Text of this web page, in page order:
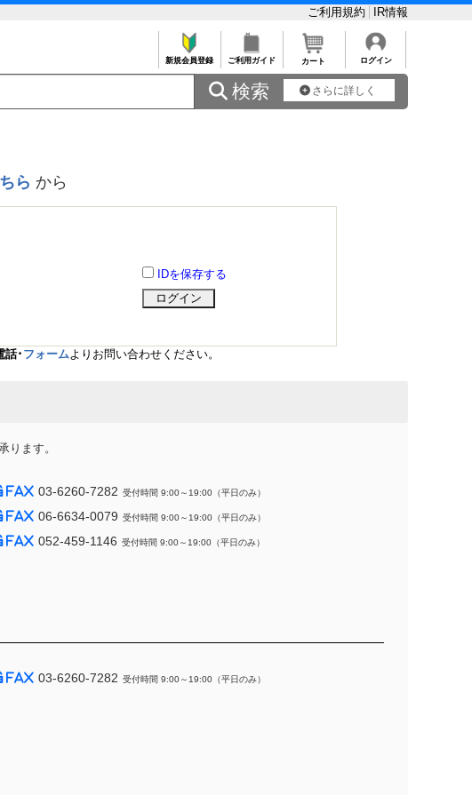
ご利用規約 IR情報
新規会員登録 ご利用ガイド カート ログイン
 検索 さらに詳しく
ら から
IDを保存する
話･ フォームよりお問い合わせください。
ります。
03-6260-7282 受付時間 9:00～19:00（平日のみ）
06-6634-0079 受付時間 9:00～19:00（平日のみ）
052-459-1146 受付時間 9:00～19:00（平日のみ）
03-6260-7282 受付時間 9:00～19:00（平日のみ）